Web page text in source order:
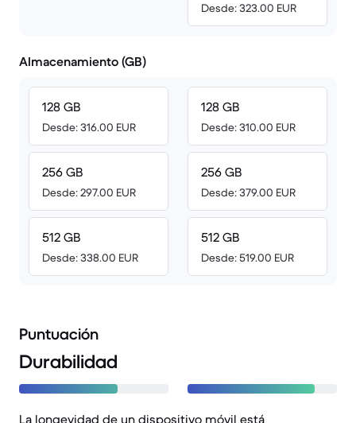
Desde: 323.00 EUR
Almacenamiento (GB)
128 GB
Desde: 316.00 EUR
256 GB
Desde: 297.00 EUR
512 GB
Desde: 338.00 EUR
128 GB
Desde: 310.00 EUR
256 GB
Desde: 379.00 EUR
512 GB
Desde: 519.00 EUR
Puntuación
Durabilidad
La longevidad de un dispositivo móvil está